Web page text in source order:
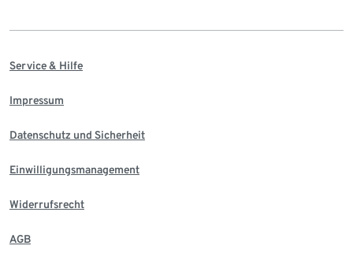
Service & Hilfe
Impressum
Datenschutz und Sicherheit
Einwilligungsmanagement
Widerrufsrecht
AGB